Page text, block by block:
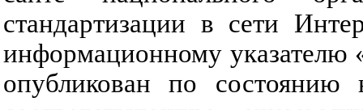
стандартизации в сети
информационному указателю
опубликован по